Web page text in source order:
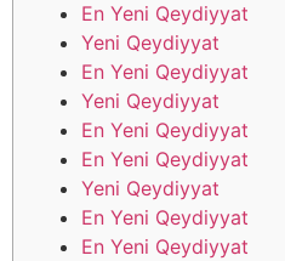
En Yeni Qeydiyyat
Yeni Qeydiyyat
En Yeni Qeydiyyat
Yeni Qeydiyyat
En Yeni Qeydiyyat
En Yeni Qeydiyyat
Yeni Qeydiyyat
En Yeni Qeydiyyat
En Yeni Qeydiyyat